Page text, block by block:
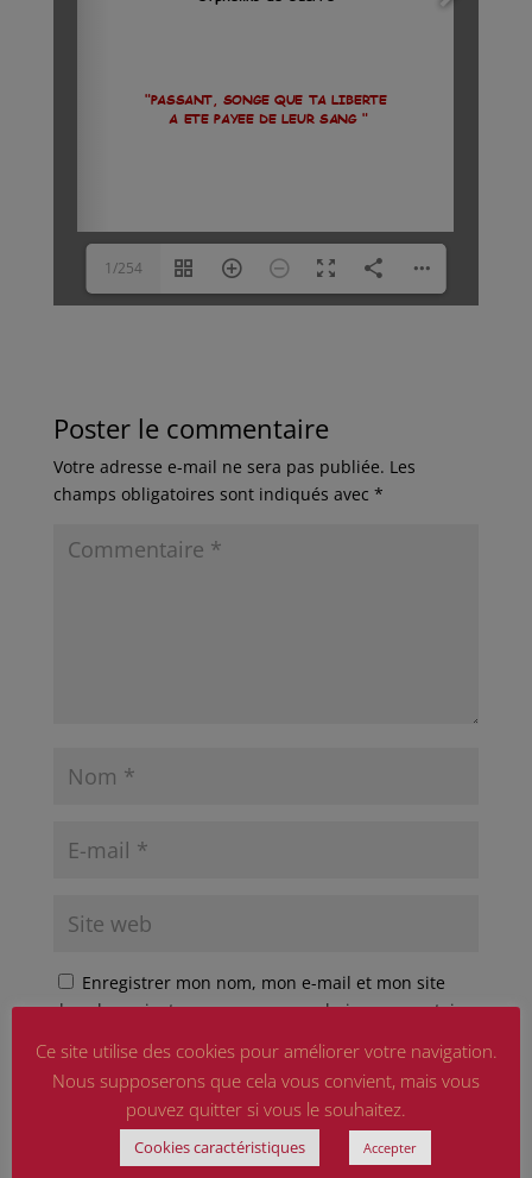
1/254
Poster le commentaire
Votre adresse e-mail ne sera pas publiée. Les
champs obligatoires sont indiqués avec *
Enregistrer mon nom, mon e-mail et mon site
dans le navigateur pour mon prochain commentaire.
Ce site est protégé par reCAPTCHA et Google
Politique de confidentialitéetConditions d'utilisation
appliquer.
Ce site utilise des cookies pour améliorer votre navigation.
Nous supposerons que cela vous convient, mais vous
pouvez quitter si vous le souhaitez.
Cookies caractéristiques Accepter